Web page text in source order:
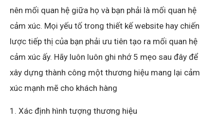
nên mối quan hệ giữa họ và bạn phải là mối quan hệ
cảm xúc. Mọi yếu tố trong thiết kế website hay chiến
lược tiếp thị của bạn phải ưu tiên tạo ra mối quan hệ
cảm xúc ấy. Hãy luôn luôn ghi nhớ 5 mẹo sau đây để
xây dựng thành công một thương hiệu mang lại cảm
xúc mạnh mẽ cho khách hàng
1. Xác định hình tượng thương hiệu